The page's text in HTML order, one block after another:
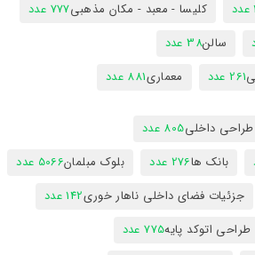
کلیسا - معبد - مکان مذهبی777 عدد
سالن38 عدد
261 عدد معماری881 عدد
طراحی داخلی805 عدد
بانک ها276 عدد بلوک مبلمان5066 عدد
جزئیات فضای داخلی ناهار خوری142 عدد
طراحی اتوکد پایه775 عدد